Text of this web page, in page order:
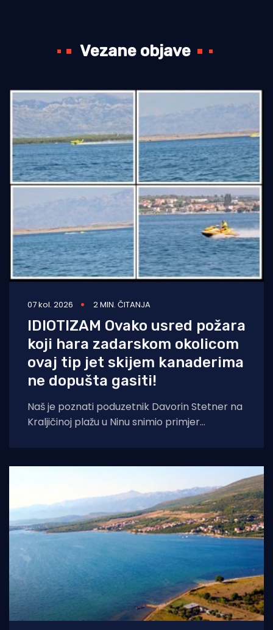
Vezane objave
07 kol. 2026 2 MIN. ČITANJA
IDIOTIZAM Ovako usred požara
koji hara zadarskom okolicom
ovaj tip jet skijem kanaderima
ne dopušta gasiti!
Naš je poznati poduzetnik Davorin Stetner na
Kraljičinoj plažu u Ninu snimio primjer